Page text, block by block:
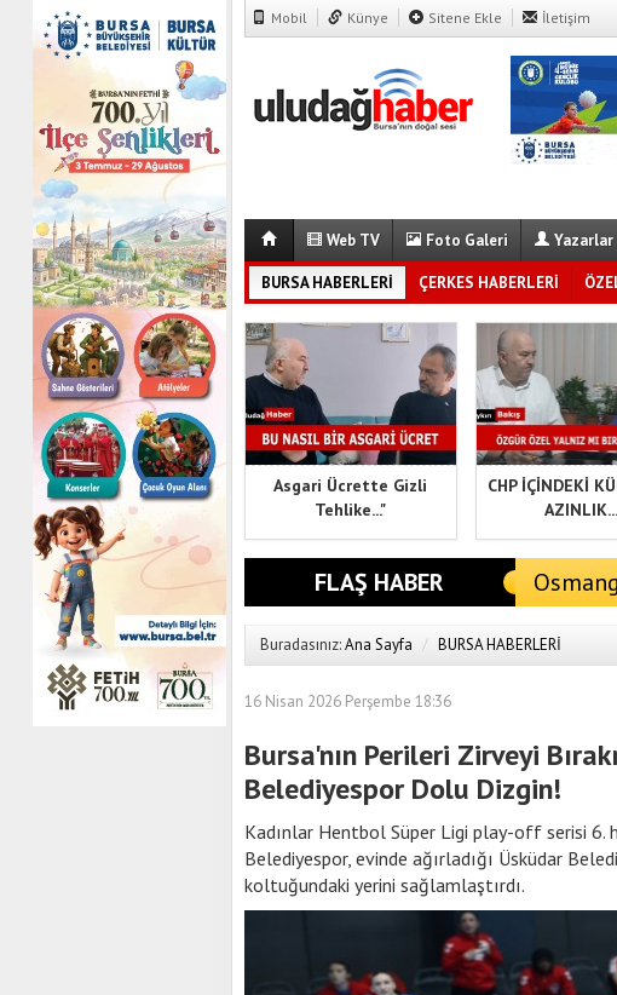
Mobil Künye Sitene Ekle İletişim
Web TV Foto Galeri Yazarlar
BURSA HABERLERİ ÇERKES HABERLERİ
BELEDİYE HABERLERİ
DÜNYA
Asgari Ücrette Gizli
Tehlike..."
CHP İÇİNDEKİ
AZINLIK...
FLAŞ HABER
Tatar'ın
Buradasınız:Ana Sayfa / BURSA HABERLERİ
16 Nisan 2026 Perşembe 18:36
Bursa'nın Perileri Zirveyi
Belediyespor Dolu Dizgin!
Kadınlar Hentbol Süper Ligi play-off serisi 6.
Belediyespor, evinde ağırladığı Üsküdar
koltuğundaki yerini sağlamlaştırdı.